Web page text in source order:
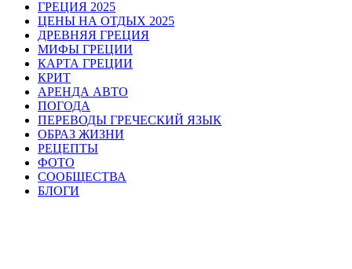
ГРЕЦИЯ 2025
ЦЕНЫ НА ОТДЫХ 2025
ДРЕВНЯЯ ГРЕЦИЯ
МИФЫ ГРЕЦИИ
КАРТА ГРЕЦИИ
КРИТ
АРЕНДА АВТО
ПОГОДА
ПЕРЕВОДЫ ГРЕЧЕСКИЙ ЯЗЫК
ОБРАЗ ЖИЗНИ
РЕЦЕПТЫ
ФОТО
СООБЩЕСТВА
БЛОГИ